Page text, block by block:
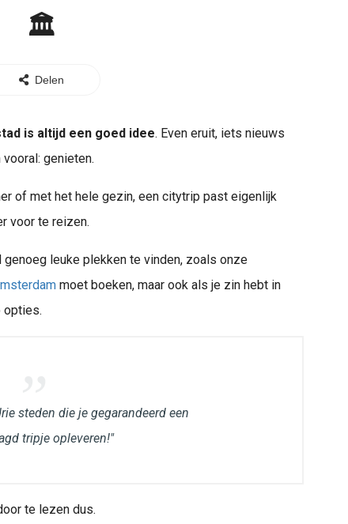
🏛️
Delen
is altijd een goed idee. Even eruit, iets nieuws
genieten.
of met het hele gezin, een citytrip past eigenlijk
voor te reizen.
leuke plekken te vinden, zoals onze
moet boeken, maar ook als je zin hebt in
opties.
steden die je gegarandeerd een
tripje opleveren!"
te lezen dus.